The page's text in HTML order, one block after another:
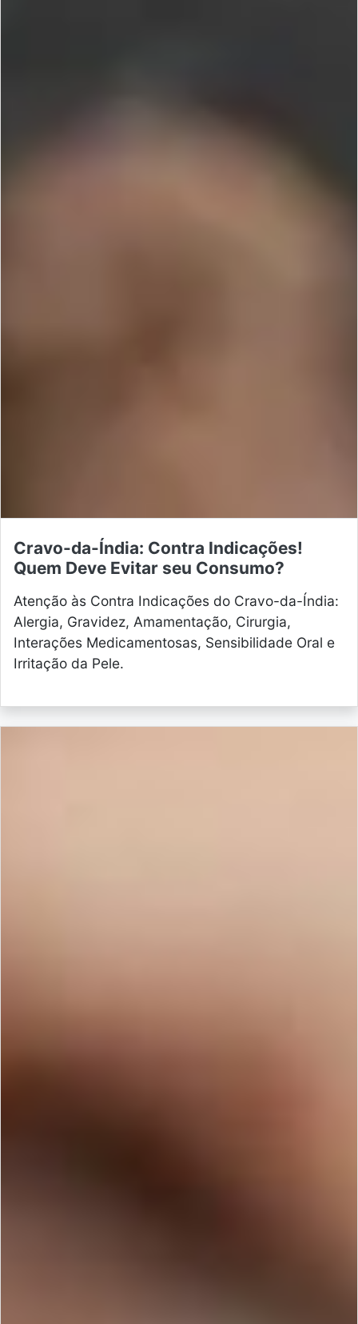
Cravo-da-Índia: Contra Indicações!
Quem Deve Evitar seu Consumo?
Atenção às Contra Indicações do Cravo-da-Índia:
Alergia, Gravidez, Amamentação, Cirurgia,
Interações Medicamentosas, Sensibilidade Oral e
Irritação da Pele.